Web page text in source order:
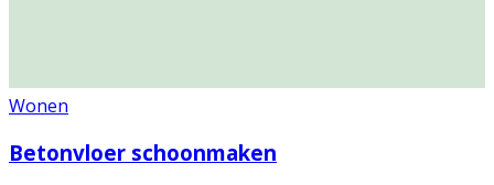
Wonen
Betonvloer schoonmaken